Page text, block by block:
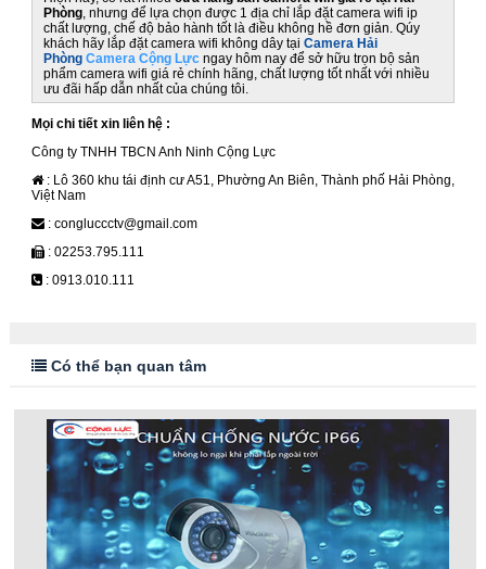
Phòng, nhưng để lựa chọn được 1 địa chỉ lắp đặt camera wifi ip
chất lượng, chế độ bảo hành tốt là điều không hề đơn giản. Qúy
khách hãy lắp đặt camera wifi không dây tại Camera Hải
Phòng Camera Cộng Lựcngay hôm nay để sở hữu trọn bộ sản
phẩm camera wifi giá rẻ chính hãng, chất lượng tốt nhất với nhiều
ưu đãi hấp dẫn nhất của chúng tôi.
Mọi chi tiết xin liên hệ :
Công ty TNHH TBCN Anh Ninh Cộng Lực
: Lô 360 khu tái định cư A51, Phường An Biên, Thành phố Hải Phòng,
Việt Nam
: congluccctv@gmail.com
: 02253.795.111
: 0913.010.111
Có thể bạn quan tâm